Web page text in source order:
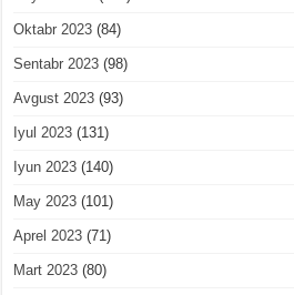
Oktabr 2023 (84)
Sentabr 2023 (98)
Avgust 2023 (93)
Iyul 2023 (131)
Iyun 2023 (140)
May 2023 (101)
Aprel 2023 (71)
Mart 2023 (80)